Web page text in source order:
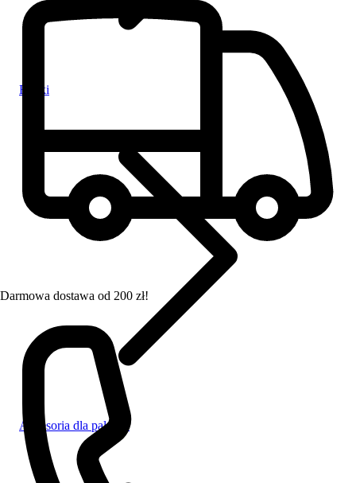
Darmowa dostawa od 200 zł!
Bletki
Akcesoria dla palaczy